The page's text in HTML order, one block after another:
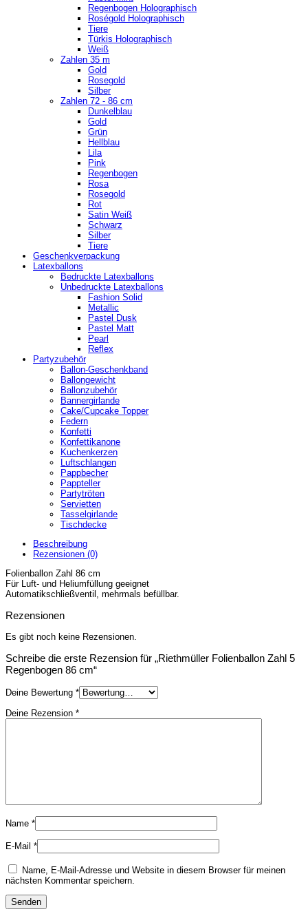
Regenbogen Holographisch
Roségold Holographisch
Tiere
Türkis Holographisch
Weiß
Zahlen 35 m
Gold
Rosegold
Silber
Zahlen 72 - 86 cm
Dunkelblau
Gold
Grün
Hellblau
Lila
Pink
Regenbogen
Rosa
Rosegold
Rot
Satin Weiß
Schwarz
Silber
Tiere
Geschenkverpackung
Latexballons
Bedruckte Latexballons
Unbedruckte Latexballons
Fashion Solid
Metallic
Pastel Dusk
Pastel Matt
Pearl
Reflex
Partyzubehör
Ballon-Geschenkband
Ballongewicht
Ballonzubehör
Bannergirlande
Cake/Cupcake Topper
Federn
Konfetti
Konfettikanone
Kuchenkerzen
Luftschlangen
Pappbecher
Pappteller
Partytröten
Servietten
Tasselgirlande
Tischdecke
Beschreibung
Rezensionen (0)
Folienballon Zahl 86 cm
Für Luft- und Heliumfüllung geeignet
Automatikschließventil, mehrmals befüllbar.
Rezensionen
Es gibt noch keine Rezensionen.
Schreibe die erste Rezension für „Riethmüller Folienballon Zahl 5
Regenbogen 86 cm“
Deine Bewertung *
Deine Rezension *
Name *
E-Mail *
Name, E-Mail-Adresse und Website in diesem Browser für meinen
nächsten Kommentar speichern.